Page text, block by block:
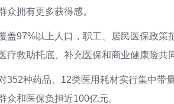
众拥有更多获得感。
盖97%以上人口，职工、居民医保政
疗救助托底、补充医保和商业健康险共
352种药品、12类医用耗材实行集中带
众和医保负担近100亿元。